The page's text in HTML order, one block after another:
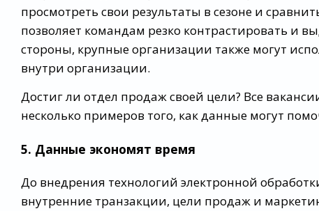
просмотреть свои результаты в сезоне и
позволяет командам резко контрастировать и
стороны, крупные организации также могут
внутри организации.
Достиг ли отдел продаж своей цели? Все
несколько примеров того, как данные могут
5. Данные экономят время
До внедрения технологий электронной
внутренние транзакции, цели продаж и